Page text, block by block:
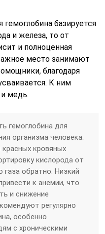
базируется
и железа, то от
и полноценная
место занимают
благодаря
К ним
медь.
гемоглобина для
организма человека.
кровяных
кислорода от
газа обратно. Низкий
к анемии, что
и снижение
регулярно
особенно
с хроническими